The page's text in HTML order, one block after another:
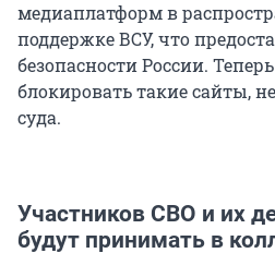
медиаплатформ в
поддержке ВСУ, что
безопасности России.
блокировать такие сайты,
суда.
Участников СВО и их
будут принимать в